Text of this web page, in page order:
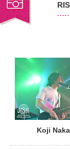
Koji
PHOTO